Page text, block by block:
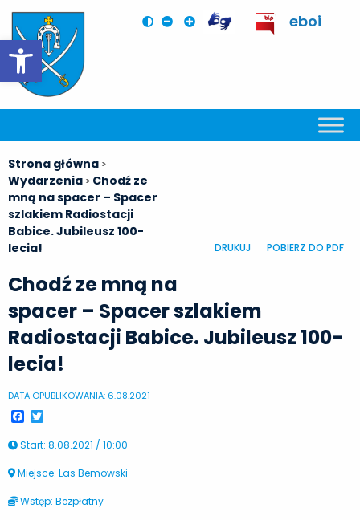
Otwórz pasek narzędzi
eboi
Strona główna >
Wydarzenia > Chodź ze
mną na spacer – Spacer
szlakiem Radiostacji
Babice. Jubileusz 100-
lecia!
DRUKUJ POBIERZ DO PDF
Chodź ze mną na
spacer – Spacer szlakiem
Radiostacji Babice. Jubileusz 100-
lecia!
DATA OPUBLIKOWANIA: 6.08.2021
Facebook
Start: 8.08.2021 / 10:00
Miejsce: Las Bemowski
Wstęp: Bezpłatny